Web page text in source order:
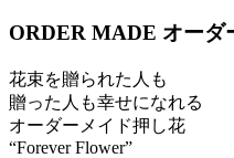
ORDER MADE オーダ
花束を贈られた人も
贈った人も幸せになれる
オーダーメイド押し花
“Forever Flower”